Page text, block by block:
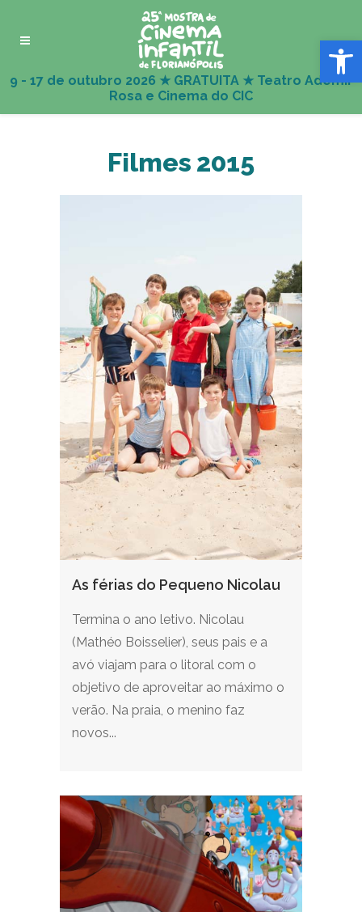
Abrir
Filmes 2015
As férias do Pequeno Nicolau
Termina o ano letivo. Nicolau
(Mathéo Boisselier), seus pais e a
avó viajam para o litoral com o
objetivo de aproveitar ao máximo o
verão. Na praia, o menino faz
novos...